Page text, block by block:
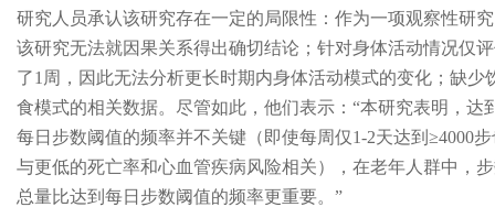
研究人员承认该研究存在一定的局限性：作为一项观察性研
该研究无法就因果关系得出确切结论；针对身体活动情况仅
了1周，因此无法分析更长时期内身体活动模式的变化；缺少
食模式的相关数据。尽管如此，他们表示：“本研究表明，达
每日步数阈值的频率并不关键（即使每周仅1-2天达到≥4000步
与更低的死亡率和心血管疾病风险相关），在老年人群中，
总量比达到每日步数阈值的频率更重要。”